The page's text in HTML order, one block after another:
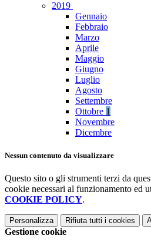
2019
Gennaio
Febbraio
Marzo
Aprile
Maggio
Giugno
Luglio
Agosto
Settembre
Ottobre 1
Novembre
Dicembre
Nessun contenuto da visualizzare
Questo sito o gli strumenti terzi da
cookie necessari al funzionamento ed
COOKIE POLICY.
Personalizza Rifiuta tutti i cookies
Gestione cookie